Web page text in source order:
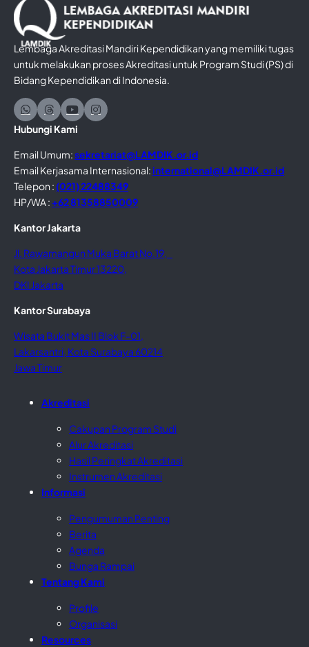
Lembaga Akreditasi Mandiri Kependidikan yang memiliki tugas
untuk melakukan proses Akreditasi untuk Program Studi (PS) di
Bidang Kependidikan di Indonesia.
Hubungi Kami
Email Umum:sekretariat@LAMDIK.or.id
Email Kerjasama Internasional:international@LAMDIK.or.id
Telepon : (021) 22488349
HP/WA : +62 81358850009
Kantor Jakarta
Jl. Rawamangun Muka Barat No.19,
Kota Jakarta Timur 13220,
DKI Jakarta
Kantor Surabaya
Wisata Bukit Mas II Blok F-01,
Lakarsantri, Kota Surabaya 60214
Jawa Timur
Akreditasi
Cakupan Program Studi
Alur Akreditasi
Hasil Peringkat Akreditasi
Instrumen Akreditasi
Informasi
Pengumuman Penting
Berita
Agenda
Bunga Rampai
Tentang Kami
Profile
Organisasi
Resources